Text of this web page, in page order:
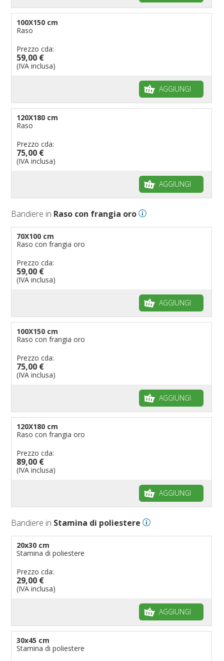
100X150 cm
Raso
Prezzo cda:
59,00 €
(IVA inclusa)
AGGIUNGI
120X180 cm
Raso
Prezzo cda:
75,00 €
(IVA inclusa)
AGGIUNGI
Bandiere in Raso con frangia oro
70X100 cm
Raso con frangia oro
Prezzo cda:
59,00 €
(IVA inclusa)
AGGIUNGI
100X150 cm
Raso con frangia oro
Prezzo cda:
75,00 €
(IVA inclusa)
AGGIUNGI
120X180 cm
Raso con frangia oro
Prezzo cda:
89,00 €
(IVA inclusa)
AGGIUNGI
Bandiere in Stamina di poliestere
20x30 cm
Stamina di poliestere
Prezzo cda:
29,00 €
(IVA inclusa)
AGGIUNGI
30x45 cm
Stamina di poliestere